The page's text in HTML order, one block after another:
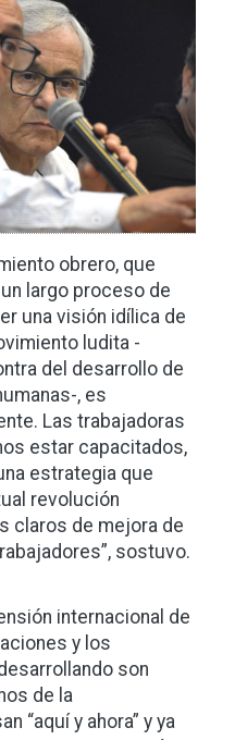
obrero, que
largo proceso de
una visión idílica de
ludita -
del desarrollo de
, es
Las trabajadoras
estar capacitados,
estrategia que
revolución
claros de mejora de
sostuvo.
internacional de
y los
son
de la
“aquí y ahora” y ya